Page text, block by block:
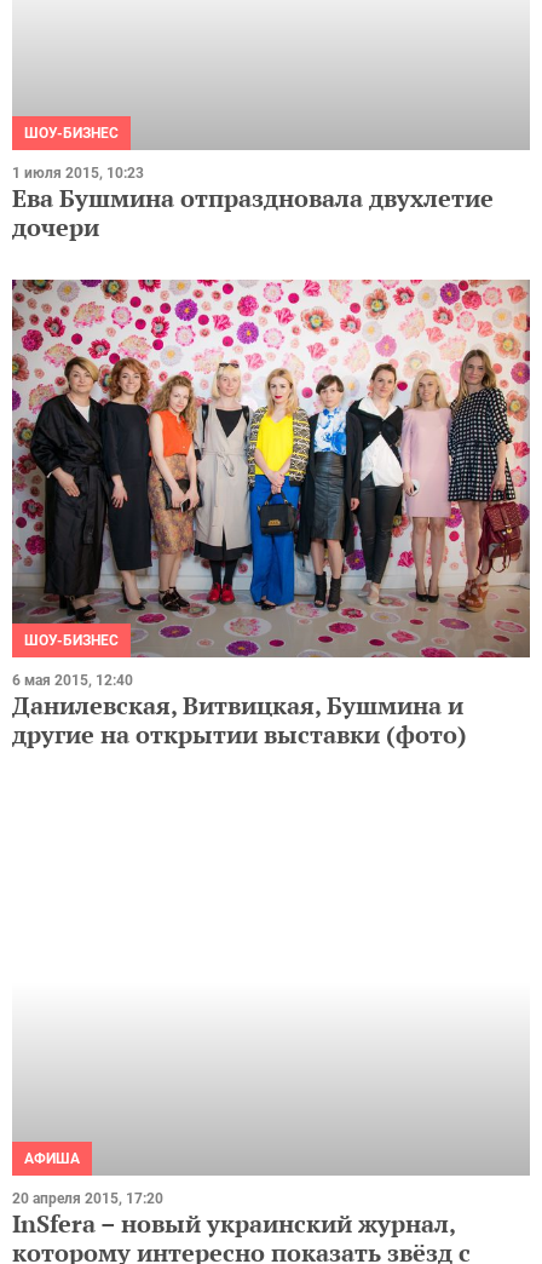
1 июля 2015, 10:23
Ева Бушмина отпраздновала двухлетие
дочери
ШОУ-БИЗНЕС
6 мая 2015, 12:40
Данилевская, Витвицкая, Бушмина и
другие на открытии выставки (фото)
20 апреля 2015, 17:20
InSfera – новый украинский журнал,
которому интересно показать звёзд с
другой стороны